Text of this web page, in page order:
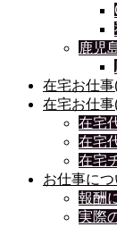
鹿児
在宅お仕
在宅お仕
在宅
在宅
在宅
お仕事につ
報酬
実際